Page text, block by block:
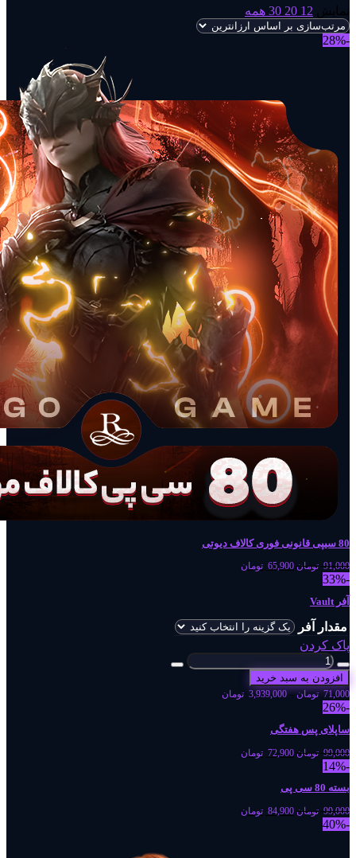
نمایش 12
20
30 همه
-28%
80 سیپی قانونی فوری کالاف دیوتی
91,000 تومان 65,900 تومان
-33%
آفر Vault
مقدار آفر
پاک کردن
افزودن به سبد خرید
71,000 تومان–
3,939,000 تومان
-26%
ساپلای پس هفتگی
99,000 تومان 72,900 تومان
-14%
بسته 80 سی پی
99,000 تومان 84,900 تومان
-40%